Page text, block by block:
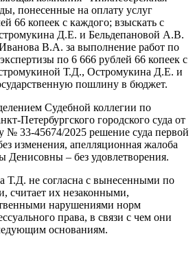
понесенные на оплату услуг
66 копеек с каждого; взыскать с
Д.Е. и Бельдепановой А.В.
В.А. за выполнение работ по
по 6 666 рублей 66 копеек с
Т.Д., Остромукина Д.Е. и
пошлину в бюджет.
Судебной коллегии по
Петербургского городского суда от
№ 33-45674/2025 решение суда первой
изменения, апелляционная жалоба
Денисовны – без удовлетворения.
Т.Д. не согласна с вынесенными по
считает их незаконными,
нарушениями норм
права, в связи с чем они
основаниям.